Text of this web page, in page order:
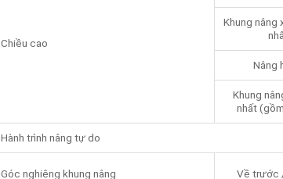
Chiều cao
Khung nâng
Nâng
Khung
nhất
Hành trình nâng tự do
Góc nghiêng khung nâng Về trước